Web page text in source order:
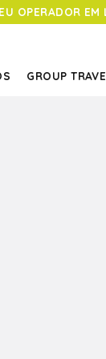
OPERADOR EM
GROUP